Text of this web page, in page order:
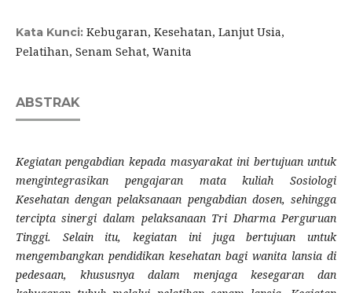
Kata Kunci: Kebugaran, Kesehatan, Lanjut Usia,
Pelatihan, Senam Sehat, Wanita
ABSTRAK
Kegiatan pengabdian kepada masyarakat ini bertujuan untuk
mengintegrasikan pengajaran mata kuliah Sosiologi
Kesehatan dengan pelaksanaan pengabdian dosen, sehingga
tercipta sinergi dalam pelaksanaan Tri Dharma Perguruan
Tinggi. Selain itu, kegiatan ini juga bertujuan untuk
mengembangkan pendidikan kesehatan bagi wanita lansia di
pedesaan, khususnya dalam menjaga kesegaran dan